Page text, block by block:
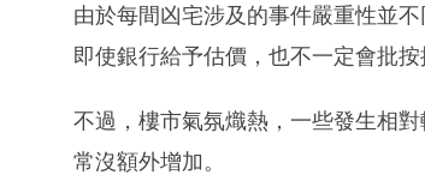
由於每間凶宅涉及的事件嚴重性並
即使銀行給予估價，也不一定會批按
不過，樓市氣氛熾熱，一些發生相
常沒額外增加。